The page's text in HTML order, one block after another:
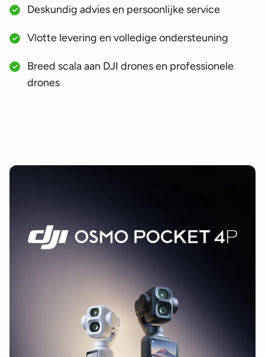
Deskundig advies en persoonlijke service
Vlotte levering en volledige ondersteuning
Breed scala aan DJI drones en professionele
drones